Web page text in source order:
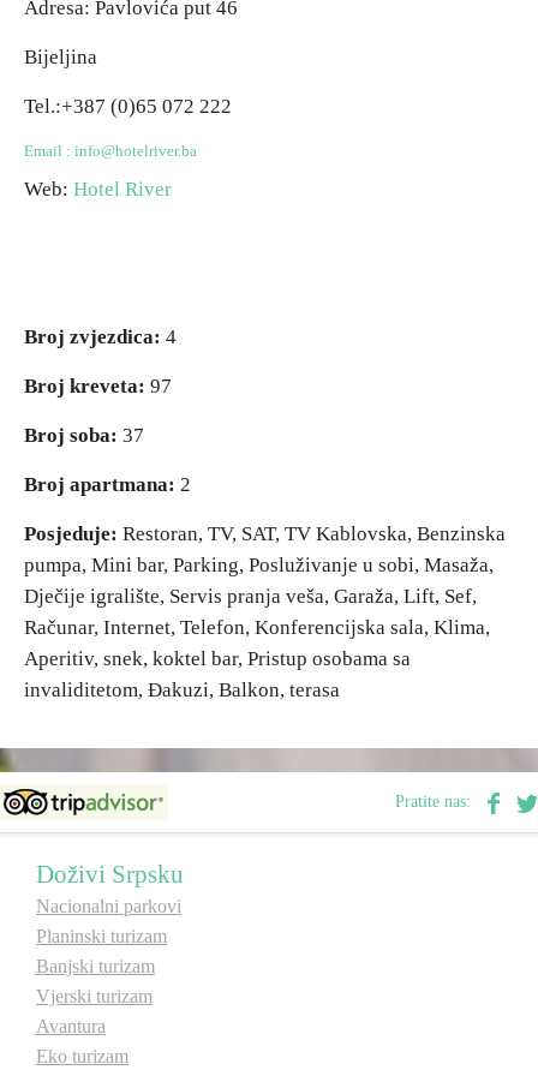
Destinacije
Mapa destinacija
Foto
E-Brochure
Otkrij Srpsku
Adresa: Pavlovića put 46
Bijeljina
Tel.:+387 (0)65 072 222
Email : info@hotelriver.ba
Web: Hotel River
Broj zvjezdica: 4
Broj kreveta: 97
Broj soba: 37
Broj apartmana: 2
Posjeduje: Restoran, TV, SAT, TV Kablovska, Benzinska
pumpa, Mini bar, Parking, Posluživanje u sobi, Masaža,
Dječije igralište, Servis pranja veša, Garaža, Lift, Sef,
Računar, Internet, Telefon, Konferencijska sala, Klima,
Aperitiv, snek, koktel bar, Pristup osobama sa
invaliditetom, Đakuzi, Balkon, terasa
Pratite nas:
Doživi Srpsku
Nacionalni parkovi
Planinski turizam
Banjski turizam
Vjerski turizam
Avantura
Eko turizam
Destinacije
Mapa destinacija
Foto
E-Brochure
Otkrij Srpsku